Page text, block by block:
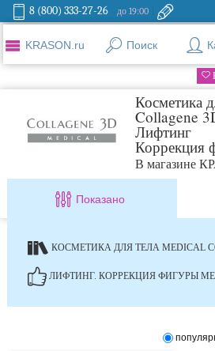
8 (800) 333-27-26 до 19:00
KRASON.ru Поиск
Косметика
Collagene
Лифтинг
Коррекция
В магазине
Показано
КОСМЕТИКА ДЛЯ ТЕЛА MEDICAL
ЛИФТИНГ. КОРРЕКЦИЯ ФИГУРЫ